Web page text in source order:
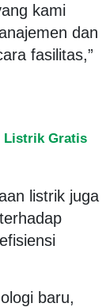
kami
dan
fasilitas,”
Listrik Gratis
listrik juga
baru,